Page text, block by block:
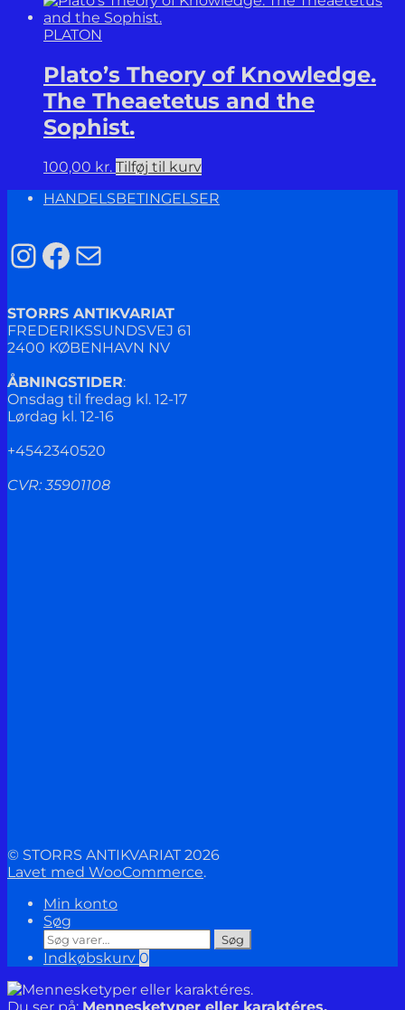
PLATON
Plato’s Theory of Knowledge.
The Theaetetus and the
Sophist.
100,00 kr. Tilføj til kurv
HANDELSBETINGELSER
Instagram
Facebook
Mail
STORRS ANTIKVARIAT
FREDERIKSSUNDSVEJ 61
2400 KØBENHAVN NV
ÅBNINGSTIDER:
Onsdag til fredag kl. 12-17
Lørdag kl. 12-16
+4542340520
CVR: 35901108
© STORRS ANTIKVARIAT 2026
Lavet med WooCommerce.
Min konto
Søg
Søg
efter:
Søg
Indkøbskurv 0